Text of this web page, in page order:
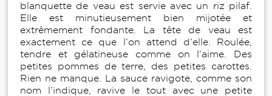
blanquette de veau est servie avec un riz pilaf.
Elle est minutieusement bien mijotée et
extrêmement fondante. La tête de veau est
exactement ce que l’on attend d’elle. Roulée,
tendre et gélatineuse comme on l’aime. Des
petites pommes de terre, des petites carottes.
Rien ne manque. La sauce ravigote, comme son
nom l’indique, ravive le tout avec une petite